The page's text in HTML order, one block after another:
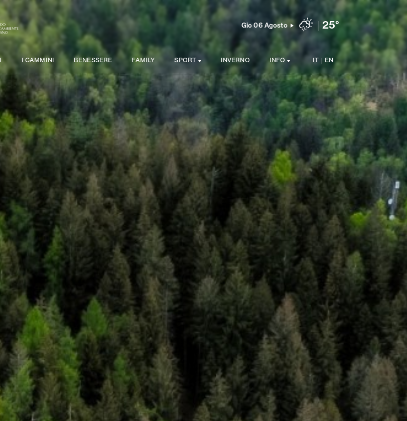
Gio 06 Agosto 25°
I CAMMINI BENESSERE FAMILY SPORT INVERNO INFO IT EN